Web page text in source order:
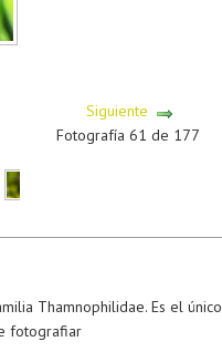
Siguiente
Fotografía 61 de 177
Thamnophilidae. Es el único
fotografiar